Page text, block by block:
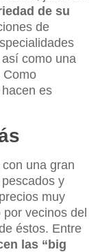
de su
de
como una
Como
es
una gran
y
muy
vecinos del
éstos. Entre
las “big